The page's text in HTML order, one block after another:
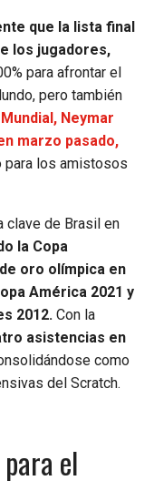
que la lista final
los jugadores,
para afrontar el
pero también
Neymar
marzo pasado,
para los amistosos
clave de Brasil en
la Copa
oro olímpica en
América 2021 y
2012. Con la
asistencias en
como
del Scratch.
el